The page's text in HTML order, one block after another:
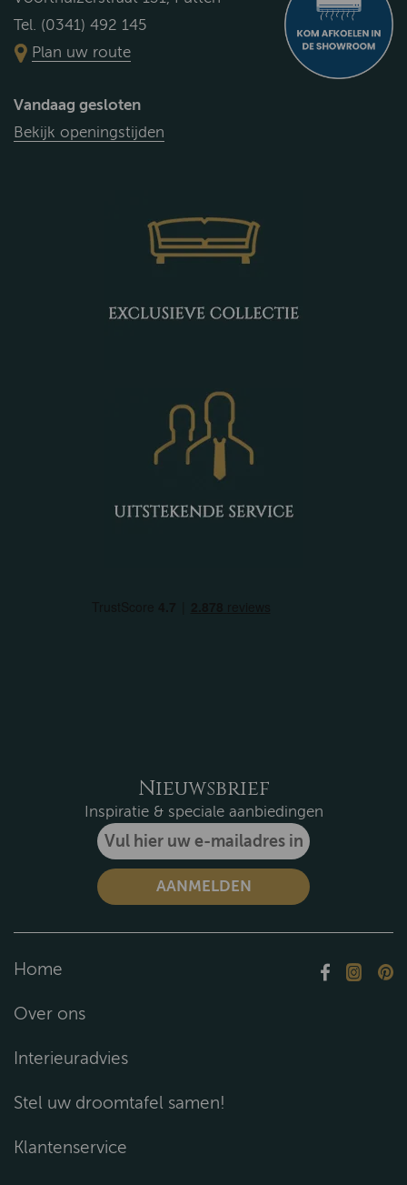
Tel. (0341) 492 145
Plan uw route
Vandaag gesloten
Bekijk openingstijden
Nieuwsbrief
Inspiratie & speciale aanbiedingen
Home
Over ons
Interieuradvies
Stel uw droomtafel samen!
Klantenservice